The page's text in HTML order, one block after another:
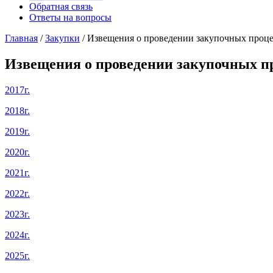
Обратная связь
Ответы на вопросы
Главная /Закупки / Извещения о проведении закупочных
Извещения о проведении закупочных
2017г.
2018г.
2019г.
2020г.
2021г.
2022г.
2023г.
2024г.
2025г.